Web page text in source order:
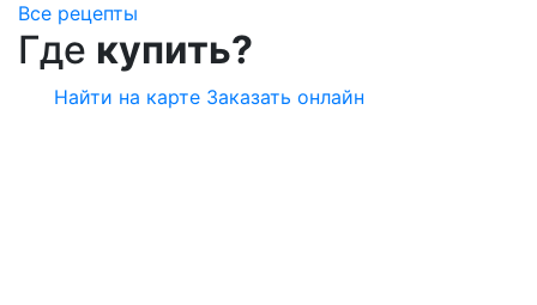
Все рецепты
Где купить?
Найти на карте Заказать онлайн